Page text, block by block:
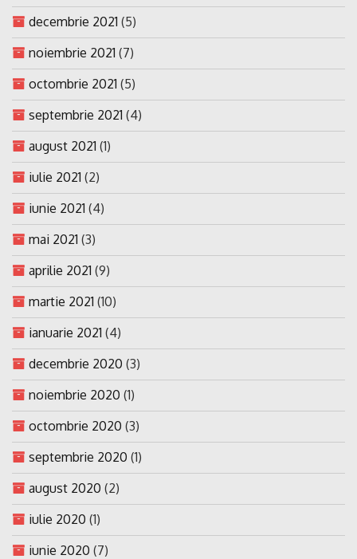
decembrie 2021 (5)
noiembrie 2021 (7)
octombrie 2021 (5)
septembrie 2021 (4)
august 2021 (1)
iulie 2021 (2)
iunie 2021 (4)
mai 2021 (3)
aprilie 2021 (9)
martie 2021 (10)
ianuarie 2021 (4)
decembrie 2020 (3)
noiembrie 2020 (1)
octombrie 2020 (3)
septembrie 2020 (1)
august 2020 (2)
iulie 2020 (1)
iunie 2020 (7)